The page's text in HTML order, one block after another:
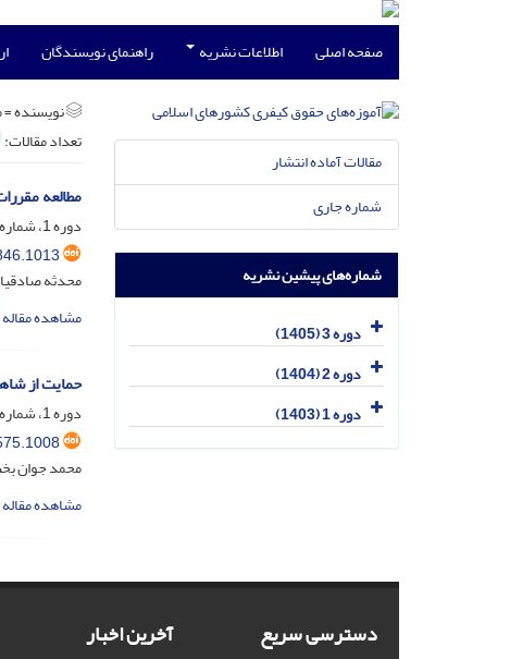
صفحه اصلی اطلاعات نشریه راهنمای نویسندگان
نویسنده =
تعداد مقالات:
مطالعه
دوره 1، شماره 2، تیر 1403، صفحه
محدثه
مشاهده مقاله
حمایت از
دوره 1، شماره 1، فروردین 1403، صفحه
محمد جوان
مشاهده مقاله
مقالات آماده انتشار
شماره جاری
شماره‌های پیشین نشریه
دوره 3 (1405)
دوره 2 (1404)
دوره 1 (1403)
دسترسی سریع آخرین اخبار